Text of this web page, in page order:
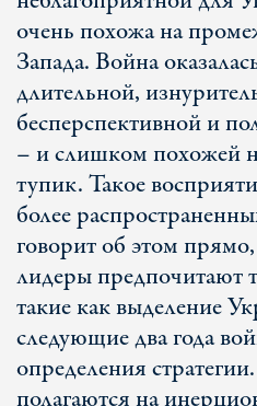
очень похожа на
Запада. Война
длительной,
бесперспективной и
– и слишком похожей
тупик. Такое
более
говорит об этом
лидеры предпочитают
такие как выделение
следующие два года
определения